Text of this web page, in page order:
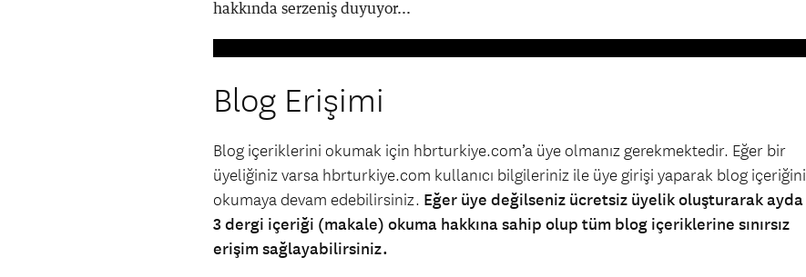
hakkında serzeniş duyuyor...
Blog Erişimi
Blog içeriklerini okumak için hbrturkiye.com’a üye olmanız gerekmektedir. Eğer bir
üyeliğiniz varsa hbrturkiye.com kullanıcı bilgileriniz ile üye girişi yaparak blog içeriğini
okumaya devam edebilirsiniz. Eğer üye değilseniz ücretsiz üyelik oluşturarak ayda
3 dergi içeriği (makale) okuma hakkına sahip olup tüm blog içeriklerine sınırsız
erişim sağlayabilirsiniz.